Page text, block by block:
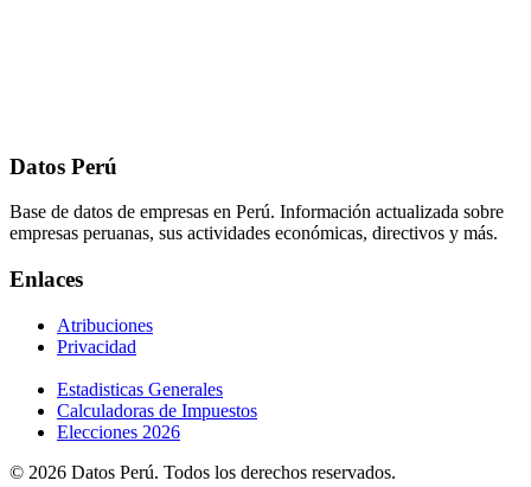
Datos Perú
Base de datos de empresas en Perú. Información actualizada sobre
empresas peruanas, sus actividades económicas, directivos y más.
Enlaces
Atribuciones
Privacidad
Estadisticas Generales
Calculadoras de Impuestos
Elecciones 2026
© 2026 Datos Perú. Todos los derechos reservados.